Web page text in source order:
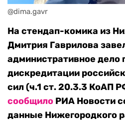
@dima.gavr
На стендап-комика из
Дмитрия Гаврилова
административное дело
дискредитации
сил (ч.1 ст. 20.3.3 КоАП
сообщило РИА Новости
данные Нижегородкого